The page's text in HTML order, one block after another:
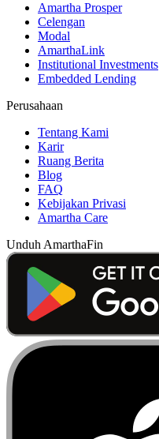
Amartha Prosper
Celengan
Modal
AmarthaLink
Institutional Investments
Embedded Lending
Perusahaan
Tentang Kami
Karir
Ruang Berita
Blog
FAQ
Kebijakan Privasi
Amartha Care
Unduh AmarthaFin